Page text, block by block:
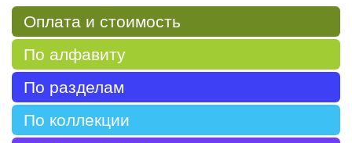
Оплата и стоимость
По алфавиту
По разделам
По коллекции